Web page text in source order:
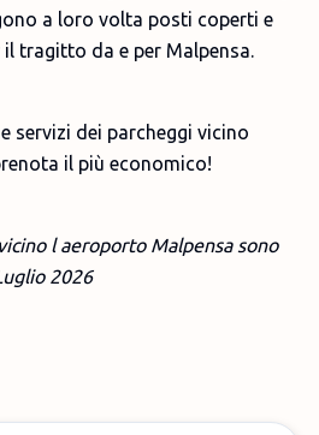
a loro volta posti coperti e
tragitto da e per Malpensa.
servizi dei parcheggi vicino
il più economico!
l aeroporto Malpensa sono
2026